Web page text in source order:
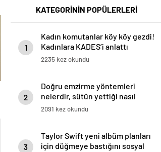
KATEGORİNİN POPÜLERLERİ
1
Kadın komutanlar köy köy gezdi!
Kadınlara KADES’i anlattı
2235 kez okundu
2
Doğru emzirme yöntemleri
nelerdir, sütün yettiği nasıl
anlaşılır?
2091 kez okundu
3
Taylor Swift yeni albüm planları
için düğmeye bastığını sosyal